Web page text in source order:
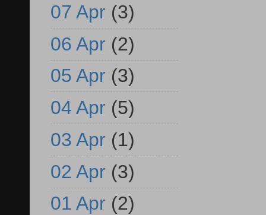
07 Apr (3)
06 Apr (2)
05 Apr (3)
04 Apr (5)
03 Apr (1)
02 Apr (3)
01 Apr (2)